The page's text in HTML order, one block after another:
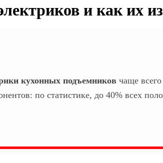
и как их
кухонных подъемников чаще всего
по статистике, до 40% всех